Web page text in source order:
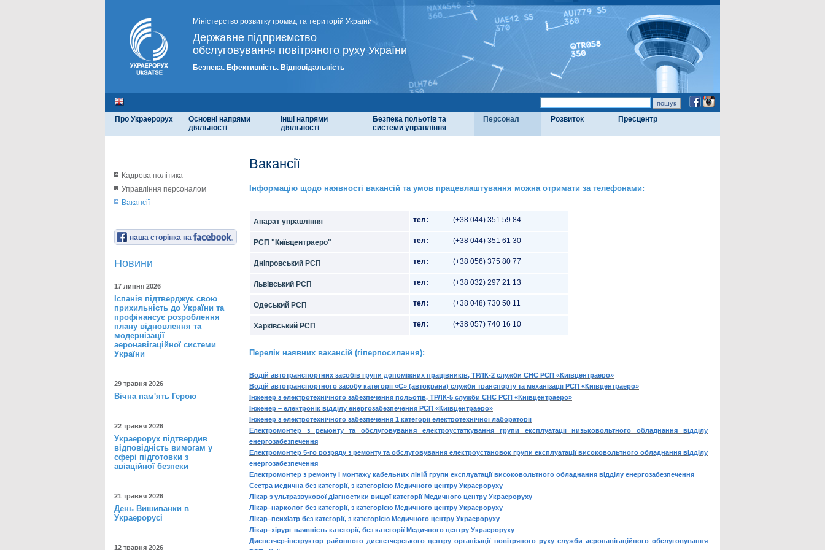
Міністерство розвитку громад та територій України
Державне підприємство
обслуговування повітряного руху України
Безпека. Ефективність. Відповідальність
Про Украерорух
Основні напрями
діяльності
Інші напрями
діяльності
Безпека польотів та
системи управління
Персонал Розвиток Пресцентр
Кадрова політика
Управління персоналом
Вакансії
наша сторінка на
Новини
17 липня 2026
Іспанія підтверджує свою
прихильність до України та
профінансує розроблення
плану відновлення та
модернізації
аеронавігаційної системи
України
29 травня 2026
Вічна пам'ять Герою
22 травня 2026
Украерорух підтвердив
відповідність вимогам у
сфері підготовки з
авіаційної безпеки
21 травня 2026
День Вишиванки в
Украерорусі
12 травня 2026
Вакансії
Інформацію щодо наявності вакансій та умов працевлаштування можна отримати за телефонами:
Апарат управління тел: (+38 044) 351 59 84
РСП "Київцентраеро" тел: (+38 044) 351 61 30
Дніпровський РСП тел: (+38 056) 375 80 77
Львівський РСП тел: (+38 032) 297 21 13
Одеський РСП тел: (+38 048) 730 50 11
Харківський РСП тел: (+38 057) 740 16 10
Перелік наявних вакансій (гіперпосилання):
Водій автотранспортних засобів групи допоміжних працівників, ТРЛК-2 служби СНС РСП «Київцентраеро»
Водій автотранспортного засобу категорії «С» (автокрана) служби транспорту та механізації РСП «Київцентраеро»
Інженер з електротехнічного забезпечення польотів, ТРЛК-5 служби СНС РСП «Київцентраеро»
Інженер – електронік відділу енергозабезпечення РСП «Київцентраеро»
Інженер з електротехнічного забезпечення 1 категорії електротехнічної лабораторії
Електромонтер з ремонту та обслуговування електроустаткування групи експлуатації низьковольтного обладнання відділу
енергозабезпечення
Електромонтер 5-го розряду з ремонту та обслуговування електроустановок групи експлуатації високовольтного обладнання відділу
енергозабезпечення
Електромонтер з ремонту і монтажу кабельних ліній групи експлуатації високовольтного обладнання відділу енергозабезпечення
Cестра медична без категорії, з категорією Медичного центру Украероруху
Лікар з ультразвукової діагностики вищої категорії Медичного центру Украероруху
Лікар–нарколог без категорії, з категорією Медичного центру Украероруху
Лікар–психіатр без категорії, з категорією Медичного центру Украероруху
Лікар–хірург наявність категорії, без категорії Медичного центру Украероруху
Диспетчер-інструктор районного диспетчерського центру організації повітряного руху служби аеронавігаційного обслуговування